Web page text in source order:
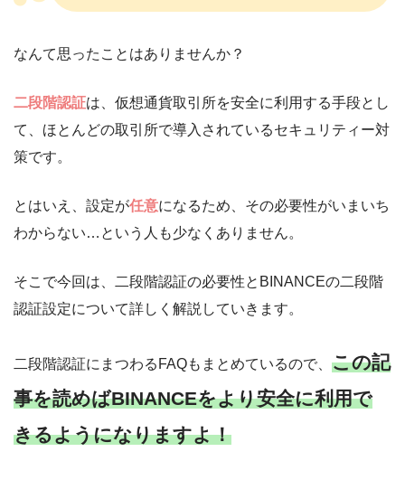
なんて思ったことはありませんか？
二段階認証は、仮想通貨取引所を安全に利用する手段とし
て、ほとんどの取引所で導入されているセキュリティー対
策です。
とはいえ、設定が任意になるため、その必要性がいまいち
わからない…という人も少なくありません。
そこで今回は、二段階認証の必要性とBINANCEの二段階
認証設定について詳しく解説していきます。
二段階認証にまつわるFAQもまとめているので、 この記
事を読めばBINANCEをより安全に利用で
きるようになりますよ！